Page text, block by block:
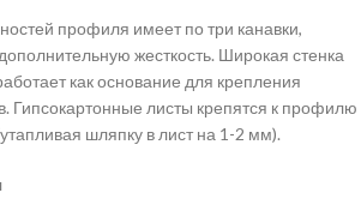
профиля имеет по три канавки,
жесткость. Широкая стенка
как основание для крепления
Гипсокартонные листы крепятся к профилю
шляпку в лист на 1-2 мм).